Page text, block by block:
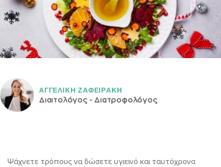
ΑΓΓΕΛΙΚH ΖΑΦΕΙΡAΚΗ
Διαιτολόγος - Διατροφολόγος
Ψάχνετε τρόπους να δώσετε υγιεινό και ταυτόχρονα